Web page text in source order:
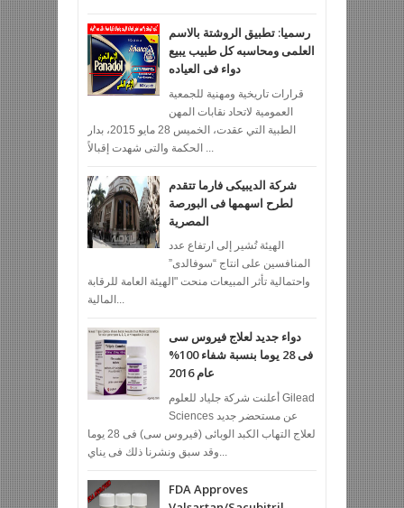
رسميا: تطبيق الروشتة بالاسم
العلمى ومحاسبه كل طبيب يبيع
دواء فى العياده
قرارات تاريخية ومهنية للجمعية
العمومية لاتحاد نقابات المهن
الطبية التي عقدت، الخميس 28 مايو 2015، بدار
الحكمة والتى شهدت إقبالاً ...
شركة الديبيكى فارما تتقدم
لطرح اسهمها فى البورصة
المصرية
الهيئة تُشير إلى ارتفاع عدد
المنافسين على انتاج “سوفالدى”
واحتمالية تأثر المبيعات منحت "الهيئة العامة للرقابة
المالية...
دواء جديد لعلاج فيروس سى
فى 28 يوما بنسبة شفاء 100%
عام 2016
أعلنت شركة جلياد للعلوم Gilead
Sciences عن مستحضر جديد
لعلاج التهاب الكبد الوبائى (فيروس سى) فى 28 يوما
وقد سبق ونشرنا ذلك فى يناي...
FDA Approves